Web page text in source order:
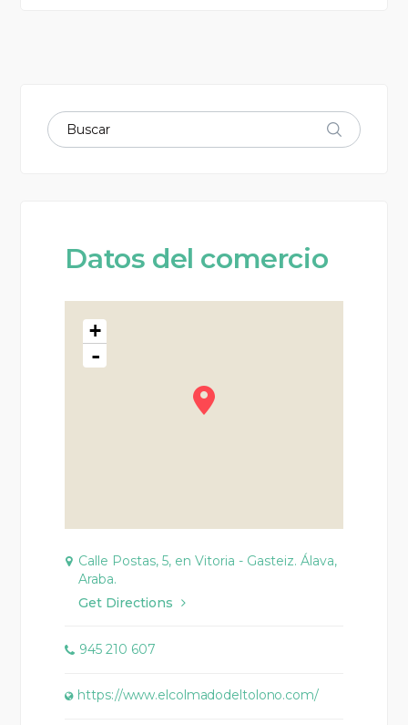
Datos del comercio
+
-
Calle Postas, 5, en Vitoria - Gasteiz. Álava,
Araba.
Get Directions
945 210 607
https://www.elcolmadodeltolono.com/